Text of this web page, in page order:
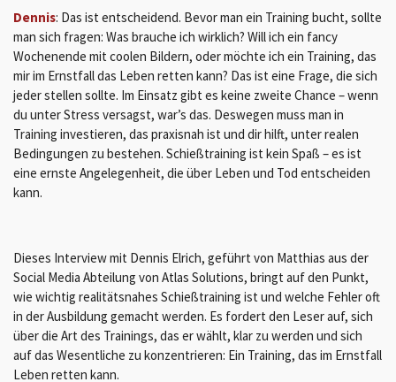
Dennis: Das ist entscheidend. Bevor man ein Training bucht, sollte
man sich fragen: Was brauche ich wirklich? Will ich ein fancy
Wochenende mit coolen Bildern, oder möchte ich ein Training, das
mir im Ernstfall das Leben retten kann? Das ist eine Frage, die sich
jeder stellen sollte. Im Einsatz gibt es keine zweite Chance – wenn
du unter Stress versagst, war’s das. Deswegen muss man in
Training investieren, das praxisnah ist und dir hilft, unter realen
Bedingungen zu bestehen. Schießtraining ist kein Spaß – es ist
eine ernste Angelegenheit, die über Leben und Tod entscheiden
kann.
Dieses Interview mit Dennis Elrich, geführt von Matthias aus der
Social Media Abteilung von Atlas Solutions, bringt auf den Punkt,
wie wichtig realitätsnahes Schießtraining ist und welche Fehler oft
in der Ausbildung gemacht werden. Es fordert den Leser auf, sich
über die Art des Trainings, das er wählt, klar zu werden und sich
auf das Wesentliche zu konzentrieren: Ein Training, das im Ernstfall
Leben retten kann.